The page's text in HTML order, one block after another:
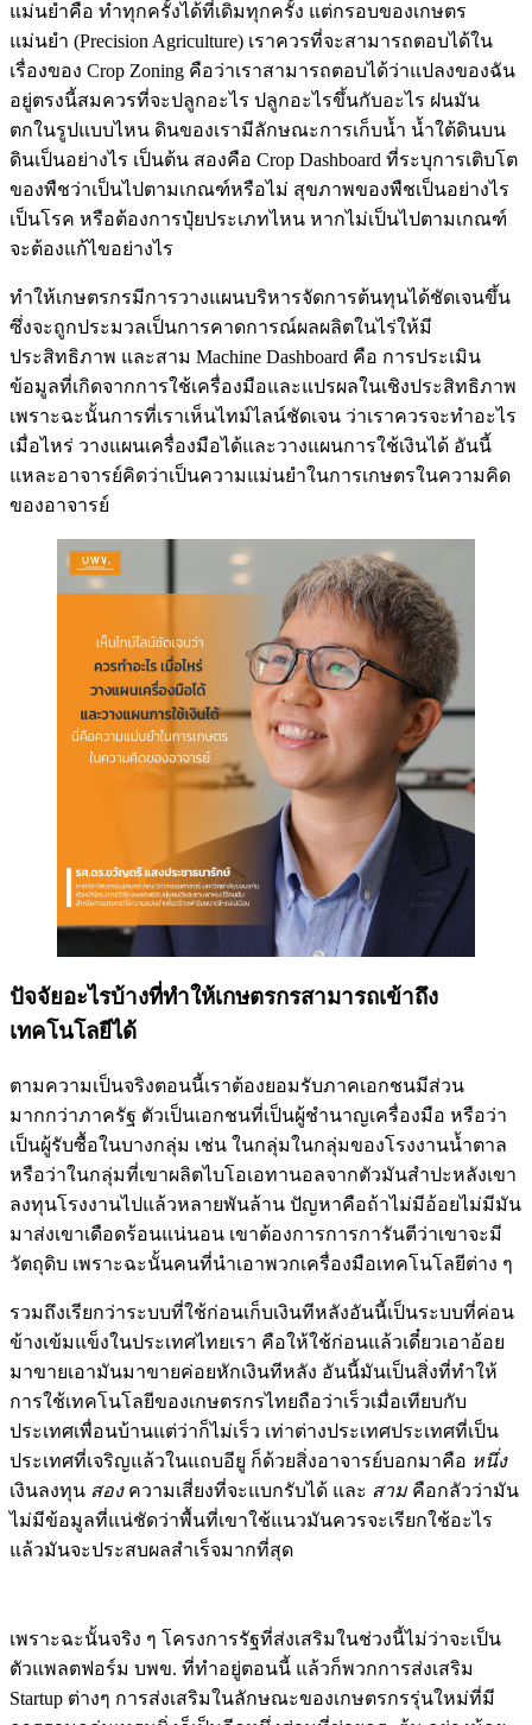
แม่นยำคือ ทำทุกครั้งได้ที่เดิมทุกครั้ง แต่กรอบของเกษตร
แม่นยำ (Precision Agriculture) เราควรที่จะสามารถตอบได้ใน
เรื่องของ Crop Zoning คือว่าเราสามารถตอบได้ว่าแปลงของฉัน
อยู่ตรงนี้สมควรที่จะปลูกอะไร ปลูกอะไรขึ้นกับอะไร ฝนมัน
ตกในรูปแบบไหน ดินของเรามีลักษณะการเก็บน้ำ น้ำใต้ดินบน
ดินเป็นอย่างไร เป็นต้น สองคือ Crop Dashboard ที่ระบุการเติบโต
ของพืชว่าเป็นไปตามเกณฑ์หรือไม่ สุขภาพของพืชเป็นอย่างไร
เป็นโรค หรือต้องการปุ๋ยประเภทไหน หากไม่เป็นไปตามเกณฑ์
จะต้องแก้ไขอย่างไร
ทำให้เกษตรกรมีการวางแผนบริหารจัดการต้นทุนได้ชัดเจนขึ้น
ซึ่งจะถูกประมวลเป็นการคาดการณ์ผลผลิตในไร่ให้มี
ประสิทธิภาพ และสาม Machine Dashboard คือ การประเมิน
ข้อมูลที่เกิดจากการใช้เครื่องมือและแปรผลในเชิงประสิทธิภาพ
เพราะฉะนั้นการที่เราเห็นไทม์ไลน์ชัดเจน ว่าเราควรจะทำอะไร
เมื่อไหร่ วางแผนเครื่องมือได้และวางแผนการใช้เงินได้ อันนี้
แหละอาจารย์คิดว่าเป็นความแม่นยำในการเกษตรในความคิด
ของอาจารย์
ปัจจัยอะไรบ้างที่ทำให้เกษตรกรสามารถเข้าถึง
เทคโนโลยีได้
ตามความเป็นจริงตอนนี้เราต้องยอมรับภาคเอกชนมีส่วน
มากกว่าภาครัฐ ตัวเป็นเอกชนที่เป็นผู้ชำนาญเครื่องมือ หรือว่า
เป็นผู้รับซื้อในบางกลุ่ม เช่น ในกลุ่มในกลุ่มของโรงงานน้ำตาล
หรือว่าในกลุ่มที่เขาผลิตไบโอเอทานอลจากตัวมันสำปะหลังเขา
ลงทุนโรงงานไปแล้วหลายพันล้าน ปัญหาคือถ้าไม่มีอ้อยไม่มีมัน
มาส่งเขาเดือดร้อนแน่นอน เขาต้องการการการันตีว่าเขาจะมี
วัตถุดิบ เพราะฉะนั้นคนที่นำเอาพวกเครื่องมือเทคโนโลยีต่าง ๆ
รวมถึงเรียกว่าระบบที่ใช้ก่อนเก็บเงินทีหลังอันนี้เป็นระบบที่ค่อน
ข้างเข้มแข็งในประเทศไทยเรา คือให้ใช้ก่อนแล้วเดี๋ยวเอาอ้อย
มาขายเอามันมาขายค่อยหักเงินทีหลัง อันนี้มันเป็นสิ่งที่ทำให้
การใช้เทคโนโลยีของเกษตรกรไทยถือว่าเร็วเมื่อเทียบกับ
ประเทศเพื่อนบ้านแต่ว่าก็ไม่เร็ว เท่าต่างประเทศประเทศที่เป็น
ประเทศที่เจริญแล้วในแถบอียู ก็ด้วยสิ่งอาจารย์บอกมาคือ หนึ่ง
เงินลงทุน สองความเสี่ยงที่จะแบกรับได้ และ สามคือกลัวว่ามัน
ไม่มีข้อมูลที่แน่ชัดว่าพื้นที่เขาใช้แนวมันควรจะเรียกใช้อะไร
แล้วมันจะประสบผลสำเร็จมากที่สุด
เพราะฉะนั้นจริง ๆ โครงการรัฐที่ส่งเสริมในช่วงนี้ไม่ว่าจะเป็น
ตัวแพลตฟอร์ม บพข. ที่ทำอยู่ตอนนี้ แล้วก็พวกการส่งเสริม
Startup ต่างๆ การส่งเสริมในลักษณะของเกษตรกรรุ่นใหม่ที่มี